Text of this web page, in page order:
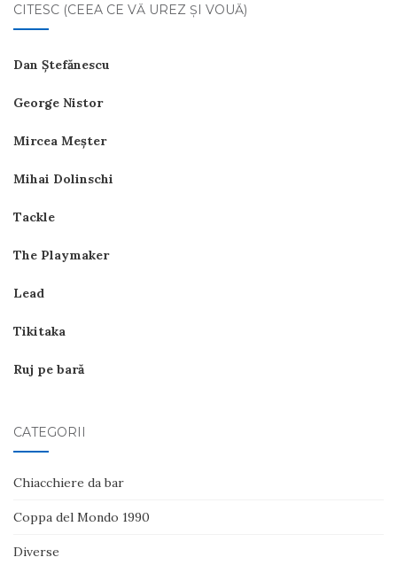
CITESC (CEEA CE VĂ UREZ ŞI VOUĂ)
Dan Ştefănescu
George Nistor
Mircea Meşter
Mihai Dolinschi
Tackle
The Playmaker
Lead
Tikitaka
Ruj pe bară
CATEGORII
Chiacchiere da bar
Coppa del Mondo 1990
Diverse